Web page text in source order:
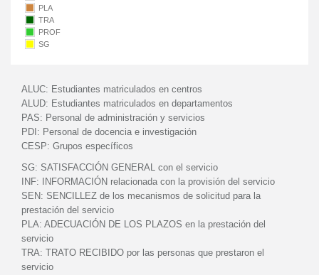
PLA
TRA
PROF
SG
ALUC: Estudiantes matriculados en centros
ALUD: Estudiantes matriculados en departamentos
PAS: Personal de administración y servicios
PDI: Personal de docencia e investigación
CESP: Grupos específicos
SG: SATISFACCIÓN GENERAL con el servicio
INF:
INFORMACIÓN relacionada con la provisión del servicio
SEN: SENCILLEZ de los mecanismos de solicitud para la
prestación del servicio
PLA: ADECUACIÓN DE LOS PLAZOS en la prestación del
servicio
TRA: TRATO RECIBIDO por las personas que prestaron el
servicio